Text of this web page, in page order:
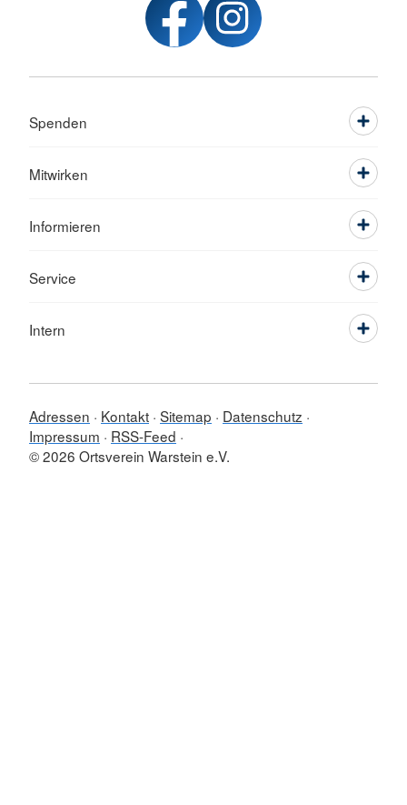
Spenden
Mitwirken
Informieren
Service
Intern
Adressen Kontakt Sitemap
Datenschutz
Impressum
RSS-Feed
© 2026 Ortsverein Warstein e.V.